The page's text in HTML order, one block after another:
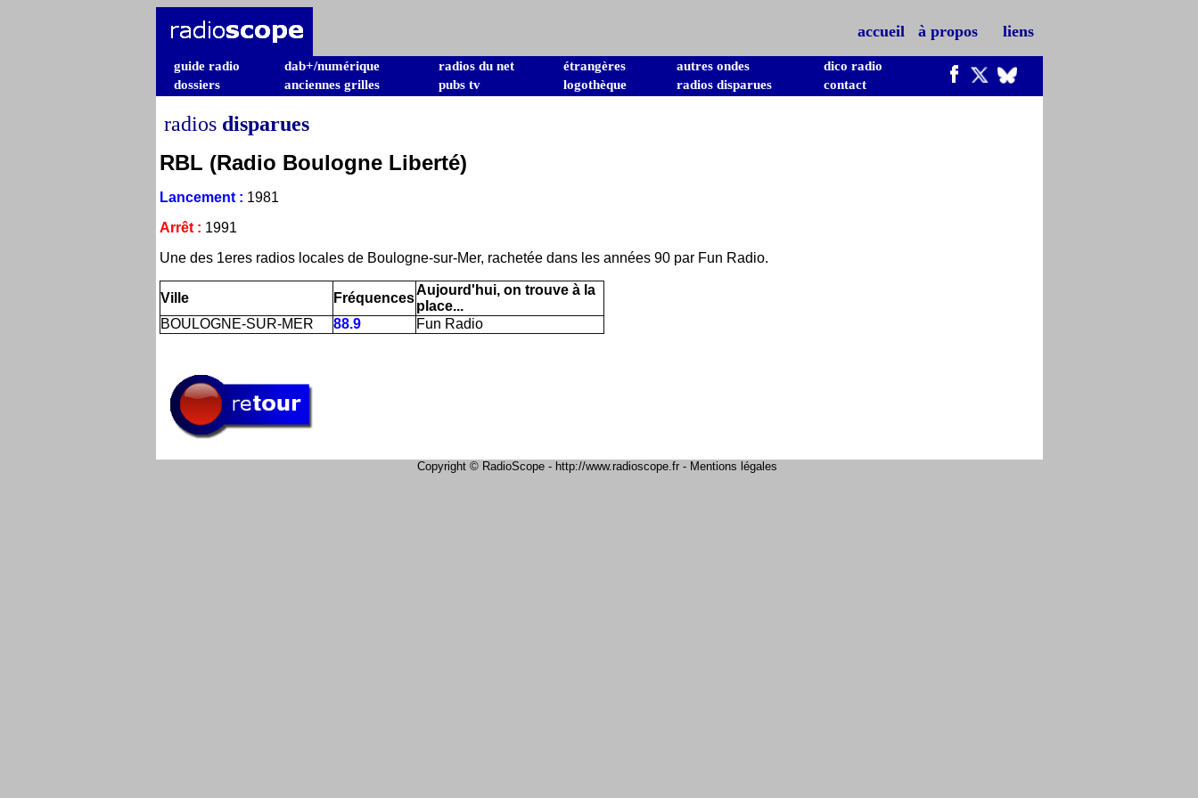
accueil à propos liens
guide radio dab+/numérique radios du net étrangères autres ondes
dico radio
dossiers
anciennes grilles pubs tv logothèque radios disparues contact
radios disparues
RBL (Radio Boulogne Liberté)
Lancement: 1981
Arrêt : 1991
Une des 1eres radios locales de Boulogne-sur-Mer, rachetée dans les années 90 par Fun Radio.
Ville Fréquences
Aujourd'hui, on trouve à la
place...
BOULOGNE-SUR-MER
88.9 Fun Radio
Copyright © RadioScope - http://www.radioscope.fr - Mentions légales